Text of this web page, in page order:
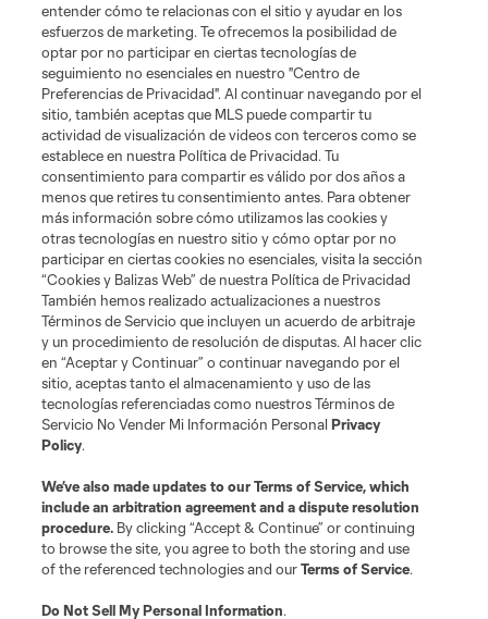
Acerca de MLS
Social
Tienda
Club Sites
Términos de servicio Política de privacidad
No vender mi información
Cookies Settings
©2026 MLS. El nombre y escudo de la Major League Soccer y MLS son
marcas registradas de League Soccer, L.L.C. (“MLS”). Los nombres y logos
de los equipos de la MLS están registrados y son marcas bajo ley común
desautorizado está prohibido.
entender cómo te relacionas con el sitio y ayudar en los
esfuerzos de marketing. Te ofrecemos la posibilidad de
optar por no participar en ciertas tecnologías de
seguimiento no esenciales en nuestro "Centro de
Preferencias de Privacidad". Al continuar navegando por el
sitio, también aceptas que MLS puede compartir tu
actividad de visualización de videos con terceros como se
establece en nuestra Política de Privacidad. Tu
consentimiento para compartir es válido por dos años a
menos que retires tu consentimiento antes. Para obtener
más información sobre cómo utilizamos las cookies y
otras tecnologías en nuestro sitio y cómo optar por no
participar en ciertas cookies no esenciales, visita la sección
“Cookies y Balizas Web” de nuestra Política de Privacidad
También hemos realizado actualizaciones a nuestros
Términos de Servicio que incluyen un acuerdo de arbitraje
y un procedimiento de resolución de disputas. Al hacer clic
en “Aceptar y Continuar” o continuar navegando por el
sitio, aceptas tanto el almacenamiento y uso de las
tecnologías referenciadas como nuestros Términos de
Servicio No Vender Mi Información PersonalPrivacy
Policy.
We’ve also made updates to ourTerms of Service, which
include an arbitration agreement and a dispute resolution
procedure. By clicking “Accept & Continue” or continuing
to browse the site, you agree to both the storing and use
of the referenced technologies and ourTerms of Service.
Do Not Sell My Personal Information.